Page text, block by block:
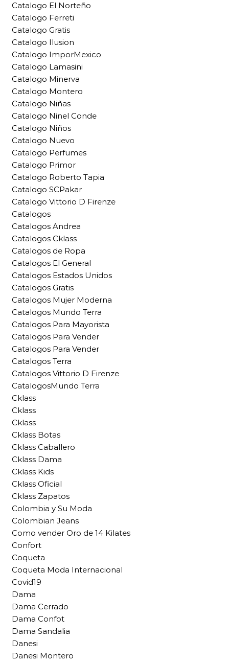
Catalogo El Norteño
Catalogo Ferreti
Catalogo Gratis
Catalogo Ilusion
Catalogo ImporMexico
Catalogo Lamasini
Catalogo Minerva
Catalogo Montero
Catalogo Niñas
Catalogo Ninel Conde
Catalogo Niños
Catalogo Nuevo
Catalogo Perfumes
Catalogo Primor
Catalogo Roberto Tapia
Catalogo SCPakar
Catalogo Vittorio D Firenze
Catalogos
Catalogos Andrea
Catalogos Cklass
Catalogos de Ropa
Catalogos El General
Catalogos Estados Unidos
Catalogos Gratis
Catalogos Mujer Moderna
Catalogos Mundo Terra
Catalogos Para Mayorista
Catalogos Para Vender
Catalogos Para Vender
Catalogos Terra
Catalogos Vittorio D Firenze
CatalogosMundo Terra
Cklass
Cklass
Cklass
Cklass Botas
Cklass Caballero
Cklass Dama
Cklass Kids
Cklass Oficial
Cklass Zapatos
Colombia y Su Moda
Colombian Jeans
Como vender Oro de 14 Kilates
Confort
Coqueta
Coqueta Moda Internacional
Covid19
Dama
Dama Cerrado
Dama Confot
Dama Sandalia
Danesi
Danesi Montero